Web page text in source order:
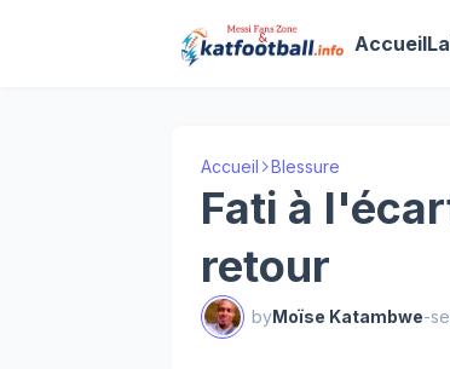
Accueil
Accueil Blessure
Fati à
retour
byMoïse Katambwe-